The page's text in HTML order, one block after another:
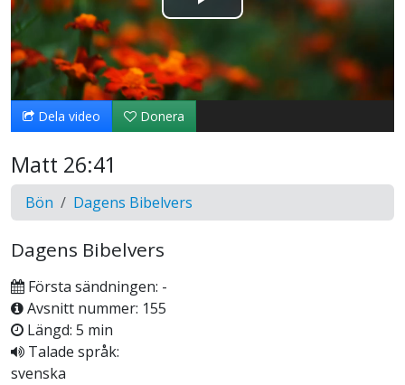
Spela
upp
video
Dela video Donera
Matt 26:41
Bön Dagens Bibelvers
Dagens Bibelvers
Första sändningen: -
Avsnitt nummer: 155
Längd: 5 min
Talade språk:
svenska